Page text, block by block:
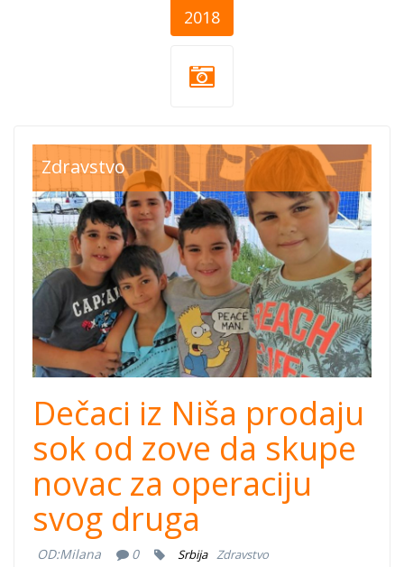
2018
Zdravstvo
Dečaci iz Niša prodaju
sok od zove da skupe
novac za operaciju
svog druga
OD:Milana 0 Srbija Zdravstvo